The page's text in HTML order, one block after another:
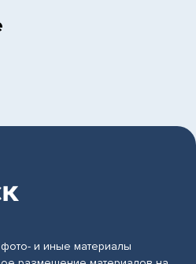
и иные материалы